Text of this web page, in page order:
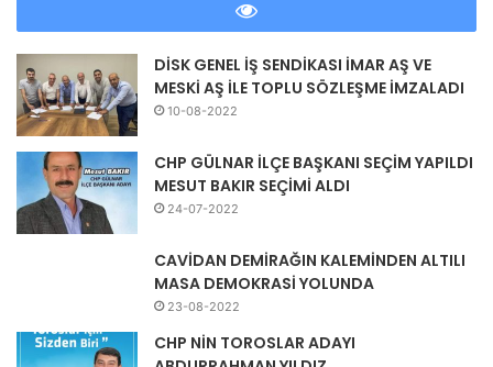
DİSK GENEL İŞ SENDİKASI İMAR AŞ VE
MESKİ AŞ İLE TOPLU SÖZLEŞME İMZALADI
10-08-2022
CHP GÜLNAR İLÇE BAŞKANI SEÇİM YAPILDI
MESUT BAKIR SEÇİMİ ALDI
24-07-2022
CAVİDAN DEMİRAĞIN KALEMİNDEN ALTILI
MASA DEMOKRASİ YOLUNDA
23-08-2022
CHP NİN TOROSLAR ADAYI